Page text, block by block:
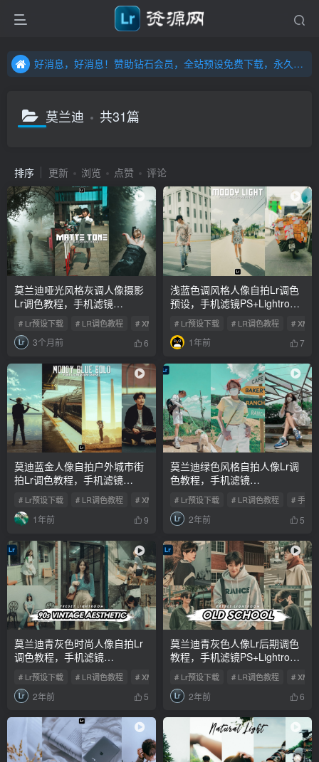
好消息，好消息！赞助钻石会员，全站预设免费下载，永久钻石会员，”送“万元超值资源，内容丰富，容量高达20T，不断更新！点击进入……
好消息，好消息！赞助钻石会员，全站预设免费下载，永久钻石会员，”送“万元超值资源，内容丰富，容量高达20T，不断更新！点击进入……
莫兰迪 共31篇
排序 更新 浏览 点赞 评论
莫兰迪哑光风格灰调人像摄影
Lr调色教程，手机滤镜
PS+Lightroom预设下载！
# Lr预设下载 # LR调色教程 # XMP预设
3个月前 6
浅蓝色调风格人像自拍Lr调色
预设，手机滤镜PS+Lightroom
预设下载！
# Lr预设下载 # LR调色教程 # XMP
1年前 7
莫迪蓝金人像自拍户外城市街
拍Lr调色教程，手机滤镜
PS+Lightroom预设下载！
# Lr预设下载 # LR调色教程 # XMP预设
1年前 9
莫兰迪绿色风格自拍人像Lr调
色教程，手机滤镜
PS+Lightroom预设下载！
# Lr预设下载 # LR调色教程 # 手机
2年前 5
莫兰迪青灰色时尚人像自拍Lr
调色教程，手机滤镜
PS+Lightroom预设下载！
# Lr预设下载 # LR调色教程 # XMP预设
2年前 5
莫兰迪青灰色人像Lr后期调色
教程，手机滤镜PS+Lightroom
预设下载！
# Lr预设下载 # LR调色教程 # XMP
2年前 6